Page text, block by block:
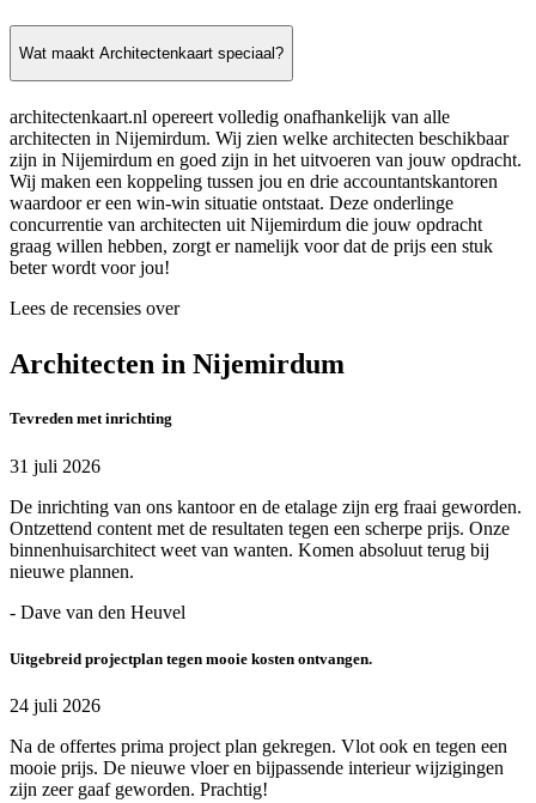
Wat maakt Architectenkaart speciaal?
architectenkaart.nl opereert volledig onafhankelijk van alle
architecten in Nijemirdum. Wij zien welke architecten beschikbaar
zijn in Nijemirdum en goed zijn in het uitvoeren van jouw opdracht.
Wij maken een koppeling tussen jou en drie accountantskantoren
waardoor er een win-win situatie ontstaat. Deze onderlinge
concurrentie van architecten uit Nijemirdum die jouw opdracht
graag willen hebben, zorgt er namelijk voor dat de prijs een stuk
beter wordt voor jou!
Lees de recensies over
Architecten in Nijemirdum
Tevreden met inrichting
31 juli 2026
De inrichting van ons kantoor en de etalage zijn erg fraai geworden.
Ontzettend content met de resultaten tegen een scherpe prijs. Onze
binnenhuisarchitect weet van wanten. Komen absoluut terug bij
nieuwe plannen.
- Dave van den Heuvel
Uitgebreid projectplan tegen mooie kosten ontvangen.
24 juli 2026
Na de offertes prima project plan gekregen. Vlot ook en tegen een
mooie prijs. De nieuwe vloer en bijpassende interieur wijzigingen
zijn zeer gaaf geworden. Prachtig!